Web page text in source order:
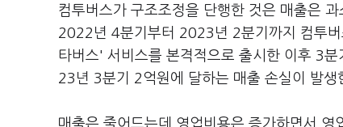
컴투버스가 구조조정을 단행한 것은 매출은
2022년 4분기부터 2023년 2분기까지 컴투
타버스' 서비스를 본격적으로 출시한 이후 3
23년 3분기 2억원에 달하는 매출 손실이 발생